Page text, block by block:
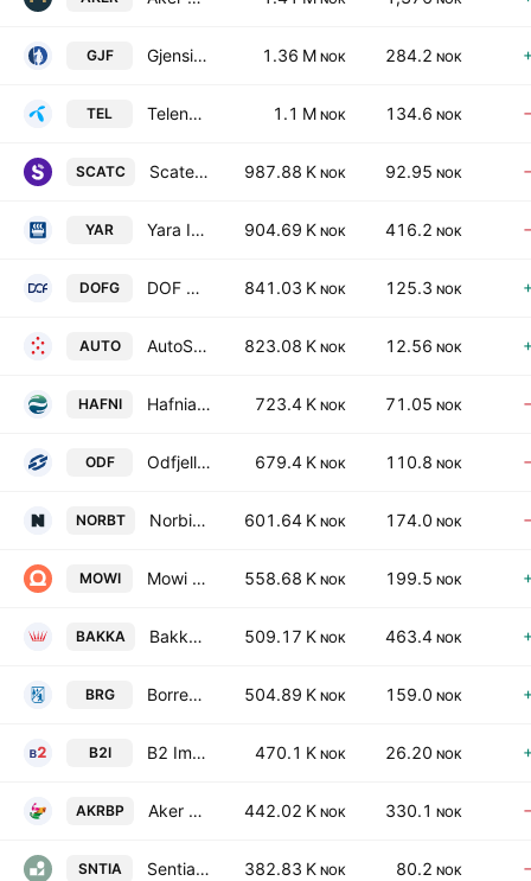
GJF Gjensidige Forsikring ASA 1.36 M NOK 284.2 NOK
TEL Telenor ASA 1.1 M NOK 134.6 NOK
SCATC Scatec ASA 987.88 K NOK 92.95 NOK
YAR Yara International ASA 904.69 K NOK 416.2 NOK
DOFG DOF Group ASA 841.03 K NOK 125.3 NOK
AUTO AutoStore Holdings Ltd. 823.08 K NOK 12.56 NOK
HAFNI Hafnia Limited 723.4 K NOK 71.05 NOK
ODF Odfjell SE Class A 679.4 K NOK 110.8 NOK
NORBT Norbit ASA 601.64 K NOK 174.0 NOK
MOWI Mowi ASA 558.68 K NOK 199.5 NOK
BAKKA Bakkafrost P/F 509.17 K NOK 463.4 NOK
BRG Borregaard ASA 504.89 K NOK 159.0 NOK
B2I B2 Impact ASA 470.1 K NOK 26.20 NOK
AKRBP Aker BP ASA 442.02 K NOK 330.1 NOK
SNTIA Sentia ASA 382.83 K NOK 80.2 NOK